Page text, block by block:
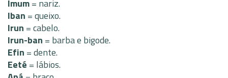
Imum= nariz.
Iban = queixo.
Irun = cabelo.
Irun-ban = barba e bigode.
Efin = dente.
Eeté = lábios.